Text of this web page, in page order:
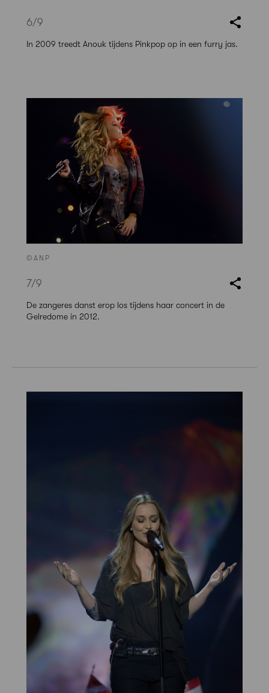
6/9
In 2009 treedt Anouk tijdens Pinkpop op in een furry jas.
©ANP
7/9
De zangeres danst erop los tijdens haar concert in de
Gelredome in 2012.